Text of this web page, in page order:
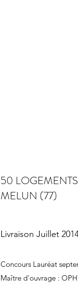
50
MELUN (77)
Livraison Juillet
Concours Lauréat
Maître d'ouvrage :